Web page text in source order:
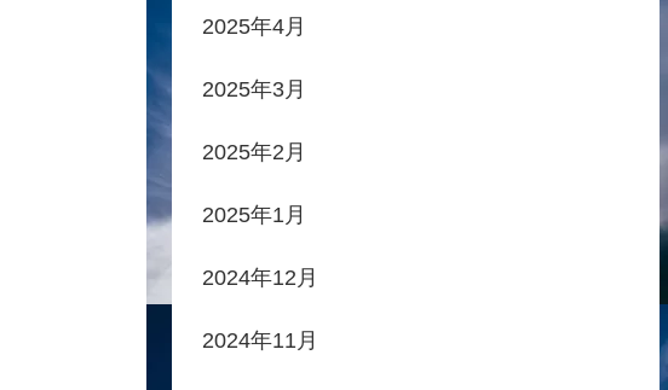
2025年4月
2025年3月
2025年2月
2025年1月
2024年12月
2024年11月